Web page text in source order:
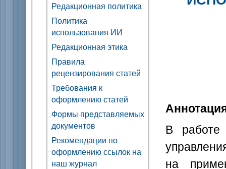
Редакционная политика
Политика
использования ИИ
Редакционная этика
Правила
рецензирования статей
Требования к
оформлению статей
Формы представляемых
документов
Рекомендации по
оформлению ссылок на
наш журнал
В работе
на